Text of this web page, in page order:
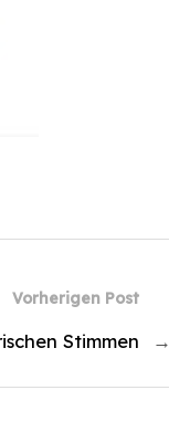
Vorherigen Post
Stimmen →